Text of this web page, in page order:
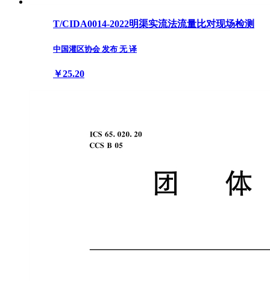
T/CIDA0014-2022明渠实流法流量比对现场检测
中国灌区协会 发布 无 译
￥25.20